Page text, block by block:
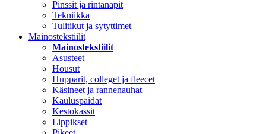
Pinssit ja rintanapit
Tekniikka
Tulitikut ja sytyttimet
Mainostekstiilit
Mainostekstiilit
Asusteet
Housut
Hupparit, colleget ja fleecet
Käsineet ja rannenauhat
Kauluspaidat
Kestokassit
Lippikset